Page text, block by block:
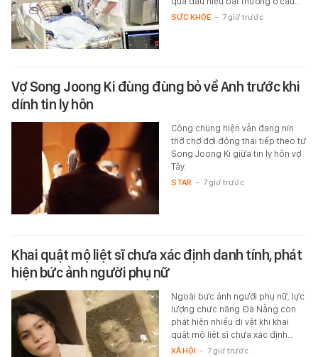
SỨC KHỎE - 7 giờ trước
Vợ Song Joong Ki đùng đùng bỏ về Anh trước khi
dính tin ly hôn
Công chúng hiện vẫn đang nín
thở chờ đợi động thái tiếp theo từ
Song Joong Ki giữa tin ly hôn vợ
Tây.
STAR - 7 giờ trước
Khai quật mộ liệt sĩ chưa xác định danh tính, phát
hiện bức ảnh người phụ nữ
Ngoài bức ảnh người phụ nữ, lực
lượng chức năng Đà Nẵng còn
phát hiện nhiều di vật khi khai
quật mộ liệt sĩ chưa xác định…
XÃ HỘI - 7 giờ trước